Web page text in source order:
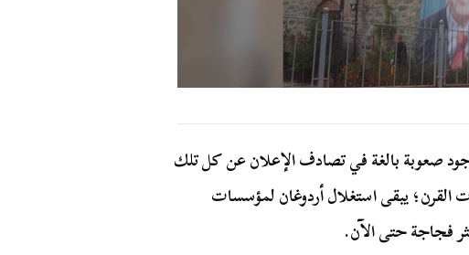
صعوبة بالغة في تصادف الإعلان عن كل تلك
القرن؛ يبقى استغلال أردوغان لمؤسسات
فجاجة حتى الآن.